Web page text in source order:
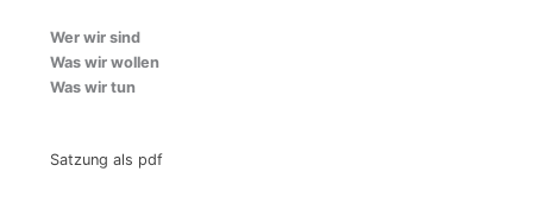
Wer wir sind
Was wir wollen
Was wir tun
Satzung als pdf